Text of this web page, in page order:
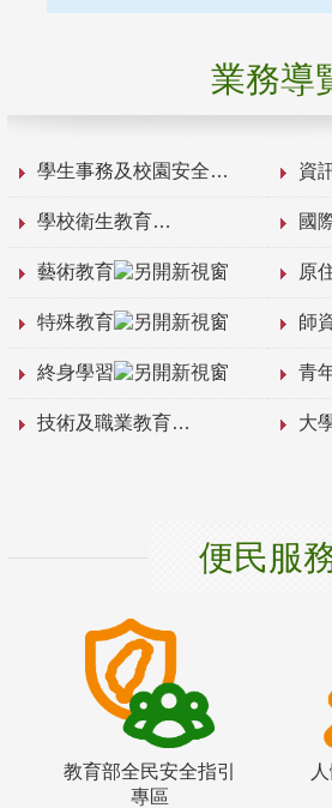
業務導
學生事務及校園安全 資
學校衛生教育 國
藝術教育 原
特殊教育 師
終身學習 青
技術及職業教育 大
便民服
教育部全民安全指引
專區